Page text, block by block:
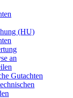
(HU)
an
Gutachten